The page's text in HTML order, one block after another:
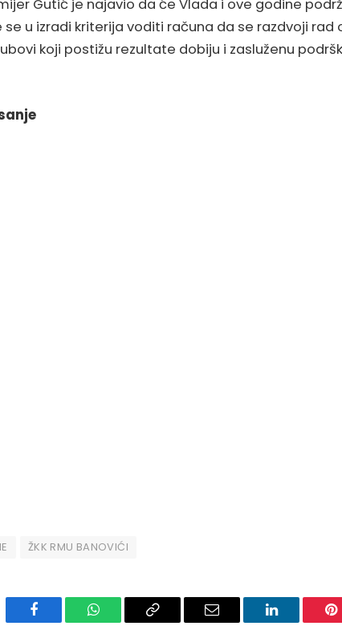
Gutić je najavio da će Vlada i ove godine
u izradi kriterija voditi računa da se razdvoji rad
koji postižu rezultate dobiju i zasluženu
ŽKK RMU BANOVIĆI
Facebook WhatsAppCopy
Email LinkedIn